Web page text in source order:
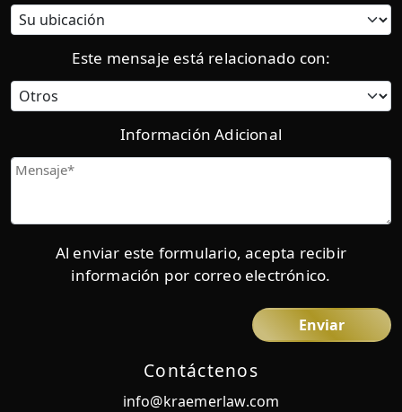
Contáctenos
info@kraemerlaw.com
Ubicación
actual:
Este mensaje está relacionado con:
Categoría
Información Adicional
Mensaje
Al enviar este formulario, acepta recibir
información por correo electrónico.